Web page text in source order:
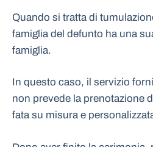
Quando si tratta di
famiglia del defunto ha una
famiglia.
In questo caso, il servizio
non prevede la prenotazione
fata su misura e